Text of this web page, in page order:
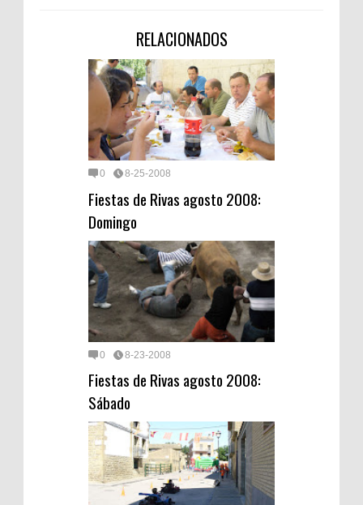
RELACIONADOS
0 8-25-2008
Fiestas de Rivas agosto 2008:
Domingo
0 8-23-2008
Fiestas de Rivas agosto 2008:
Sábado